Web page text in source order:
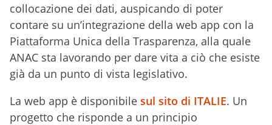
collocazione dei dati, auspicando di poter
contare su un’integrazione della web app con la
Piattaforma Unica della Trasparenza, alla quale
ANAC sta lavorando per dare vita a ciò che esiste
già da un punto di vista legislativo.
La web app è disponibile sul sito di ITALIE. Un
progetto che risponde a un principio